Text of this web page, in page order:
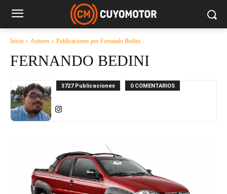
Inicio Autores Publicaciones por Fernando Bedini
FERNANDO BEDINI
3727 Publicaciones 0 COMENTARIOS